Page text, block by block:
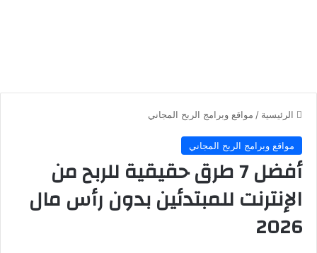
الرئيسية / مواقع وبرامج الربح المجاني
مواقع وبرامج الربح المجاني
أفضل 7 طرق حقيقية للربح من
الإنترنت للمبتدئين بدون رأس مال
2026